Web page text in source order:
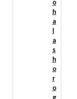
h
a
l
a
s
h
o
r
o
g